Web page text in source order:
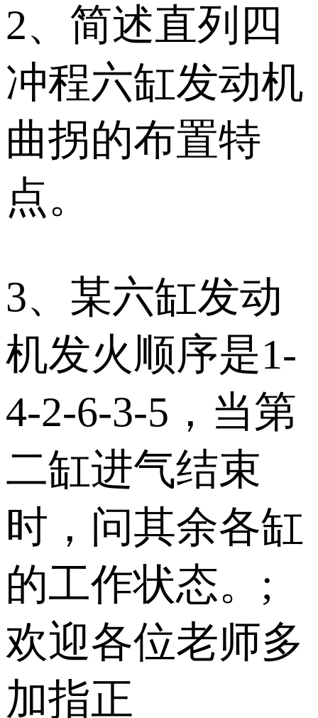
2、简述直列四
冲程六缸发动机
曲拐的布置特
点。
3、某六缸发动
机发火顺序是1-
4-2-6-3-5，当第
二缸进气结束
时，问其余各缸
的工作状态。;
欢迎各位老师多
加指正